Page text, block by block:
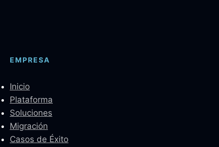
EMPRESA
Inicio
Plataforma
Soluciones
Migración
Casos de Éxito